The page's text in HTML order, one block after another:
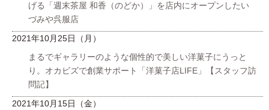
げる「週末茶屋 和香（のどか）」を店内にオープンしたい
づみや呉服店
2021年10月25日（月）
まるでギャラリーのような個性的で美しい洋菓子にうっと
り。オカビズで創業サポート「洋菓子店LIFE」【スタッフ訪
問記】
2021年10月15日（金）